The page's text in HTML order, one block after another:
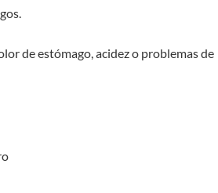
de estómago, acidez o problemas de